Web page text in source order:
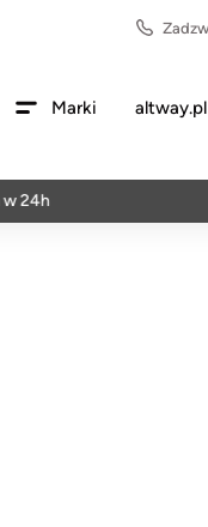
Marki